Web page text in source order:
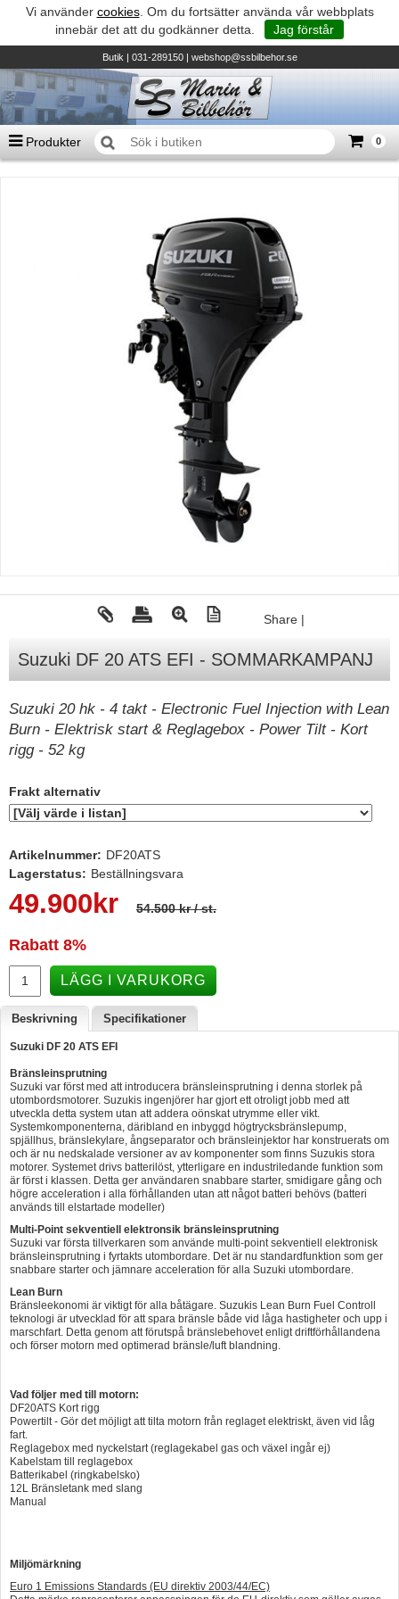
Vi använder cookies. Om du fortsätter använda vår webbplats
innebär det att du godkänner detta.
Jag förstår
Butik| 031-289150 | webshop@ssbilbehor.se
Produkter 0
TILL KASSAN
HonWave - Gummibåtar
Mercury Servicedelar
Lowrance
Humminbird
Simrad
B&G
Båttillbehör
Hummertina
Varta - Batterier
Victron - Batteriladdare
CTEK - Batteriladdare
Webasto - Dieselvärmare
Kamasa Tools - Verktyg
Calix - Packline - Takboxar
Thule - Takboxar
LAGERRENSING
Begagnade Motorer & Båtar
Share |
Suzuki DF 20 ATS EFI - SOMMARKAMPANJ
Suzuki 20 hk - 4 takt - Electronic Fuel Injection with Lean
Burn - Elektrisk start & Reglagebox - Power Tilt - Kort
rigg - 52 kg
Frakt alternativ
Artikelnummer: DF20ATS
Lagerstatus: Beställningsvara
49.900 kr 54.500 kr/ st.
Rabatt 8%
LÄGG I VARUKORG
Beskrivning Specifikationer
Suzuki DF 20 ATS EFI
Bränsleinsprutning
Suzuki var först med att introducera bränsleinsprutning i denna storlek på
utombordsmotorer. Suzukis ingenjörer har gjort ett otroligt jobb med att
utveckla detta system utan att addera oönskat utrymme eller vikt.
Systemkomponenterna, däribland en inbyggd högtrycksbränslepump,
spjällhus, bränslekylare, ångseparator och bränsleinjektor har konstruerats om
och är nu nedskalade versioner av av komponenter som finns Suzukis stora
motorer. Systemet drivs batterilöst, ytterligare en industriledande funktion som
är först i klassen. Detta ger användaren snabbare starter, smidigare gång och
högre acceleration i alla förhållanden utan att något batteri behövs (batteri
används till elstartade modeller)
Multi-Point sekventiell elektronsik bränsleinsprutning
Suzuki var första tillverkaren som använde multi-point sekventiell elektronisk
bränsleinsprutning i fyrtakts utombordare. Det är nu standardfunktion som ger
snabbare starter och jämnare acceleration för alla Suzuki utombordare.
Lean Burn
Bränsleekonomi är viktigt för alla båtägare. Suzukis Lean Burn Fuel Controll
teknologi är utvecklad för att spara bränsle både vid låga hastigheter och upp i
marschfart. Detta genom att förutspå bränslebehovet enligt driftförhållandena
och förser motorn med optimerad bränsle/luft blandning.
Vad följer med till motorn:
DF20ATS Kort rigg
Powertilt - Gör det möjligt att tilta motorn från reglaget elektriskt, även vid låg
fart.
Reglagebox med nyckelstart (reglagekabel gas och växel ingår ej)
Kabelstam till reglagebox
Batterikabel (ringkabelsko)
12L Bränsletank med slang
Manual
Miljömärkning
Euro 1 Emissions Standards (EU direktiv 2003/44/EC)